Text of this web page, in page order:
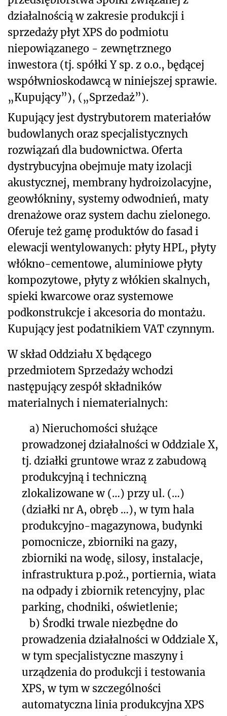
działalnością w zakresie produkcji i
sprzedaży płyt XPS do podmiotu
niepowiązanego - zewnętrznego
inwestora (tj. spółki Y sp. z o.o., będącej
współwnioskodawcą w niniejszej sprawie.
„Kupujący”), („Sprzedaż”).
Kupujący jest dystrybutorem materiałów
budowlanych oraz specjalistycznych
rozwiązań dla budownictwa. Oferta
dystrybucyjna obejmuje maty izolacji
akustycznej, membrany hydroizolacyjne,
geowłókniny, systemy odwodnień, maty
drenażowe oraz system dachu zielonego.
Oferuje też gamę produktów do fasad i
elewacji wentylowanych: płyty HPL, płyty
włókno-cementowe, aluminiowe płyty
kompozytowe, płyty z włókien skalnych,
spieki kwarcowe oraz systemowe
podkonstrukcje i akcesoria do montażu.
Kupujący jest podatnikiem VAT czynnym.
W skład Oddziału X będącego
przedmiotem Sprzedaży wchodzi
następujący zespół składników
materialnych i niematerialnych:
a) Nieruchomości służące
prowadzonej działalności w Oddziale X,
tj. działki gruntowe wraz z zabudową
produkcyjną i techniczną
zlokalizowane w (…) przy ul. (…)
(działki nr A, obręb …), w tym hala
produkcyjno-magazynowa, budynki
pomocnicze, zbiorniki na gazy,
zbiorniki na wodę, silosy, instalacje,
infrastruktura p.poż., portiernia, wiata
na odpady i zbiornik retencyjny, plac
parking, chodniki, oświetlenie;
b) Środki trwale niezbędne do
prowadzenia działalności w Oddziale X,
w tym specjalistyczne maszyny i
urządzenia do produkcji i testowania
XPS, w tym w szczególności
automatyczna linia produkcyjna XPS